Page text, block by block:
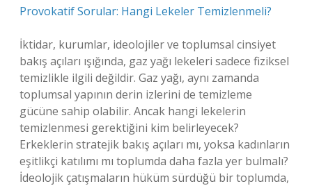
Provokatif Sorular: Hangi Lekeler Temizlenmeli?
İktidar, kurumlar, ideolojiler ve toplumsal cinsiyet
bakış açıları ışığında, gaz yağı lekeleri sadece fiziksel
temizlikle ilgili değildir. Gaz yağı, aynı zamanda
toplumsal yapının derin izlerini de temizleme
gücüne sahip olabilir. Ancak hangi lekelerin
temizlenmesi gerektiğini kim belirleyecek?
Erkeklerin stratejik bakış açıları mı, yoksa kadınların
eşitlikçi katılımı mı toplumda daha fazla yer bulmalı?
İdeolojik çatışmaların hüküm sürdüğü bir toplumda,